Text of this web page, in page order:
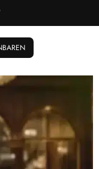
T/M 72